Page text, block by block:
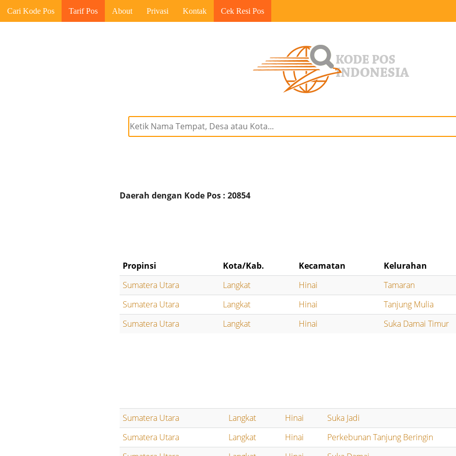
Cari Kode Pos Tarif Pos About Privasi Kontak Cek Resi Pos
Daerah dengan Kode Pos : 20854
Propinsi Kota/Kab. Kecamatan
Kelurahan
Sumatera Utara
Langkat Hinai
Tamaran
Sumatera Utara
Langkat Hinai
Tanjung Mulia
Sumatera Utara
Langkat Hinai Suka Damai Timur
Sumatera Utara Langkat Hinai
Suka Jadi
Sumatera Utara
Langkat Hinai
Perkebunan Tanjung Beringin